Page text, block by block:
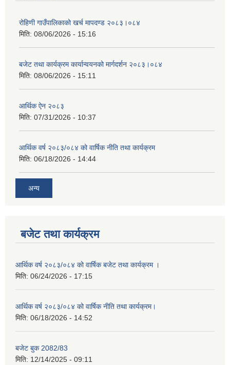
रोहिणी गाउँपालिकाको खर्च मापदण्ड २०८३।०८४
मिति: 08/06/2026 - 15:16
बजेट तथा कार्यक्रम कार्यान्वयनको मार्गदर्शन २०८३।०८४
मिति: 08/06/2026 - 15:11
आर्थिक ऐन २०८३
मिति: 07/31/2026 - 10:37
आर्थिक वर्ष २०८३/०८४ को वार्षिक नीति तथा कार्यक्रम
मिति: 06/18/2026 - 14:44
अन्य
बजेट तथा कार्यक्रम
आर्थिक वर्ष २०८३/०८४ को वार्षिक बजेट तथा कार्यक्रम ।
मिति: 06/24/2026 - 17:15
आर्थिक वर्ष २०८३/०८४ को वार्षिक नीति तथा कार्यक्रम।
मिति: 06/18/2026 - 14:52
बजेट बुक 2082/83
मिति: 12/14/2025 - 09:11